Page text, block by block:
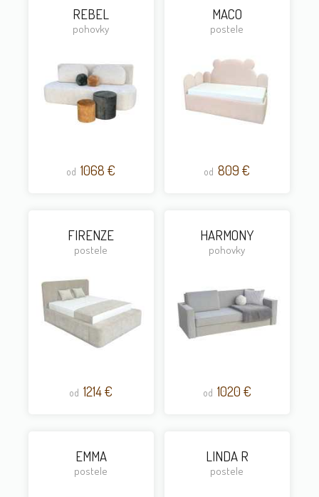
REBEL
pohovky
od 1068 €
MACO
postele
od 809 €
FIRENZE
postele
od 1214 €
HARMONY
pohovky
od 1020 €
EMMA
postele
LINDA R
postele